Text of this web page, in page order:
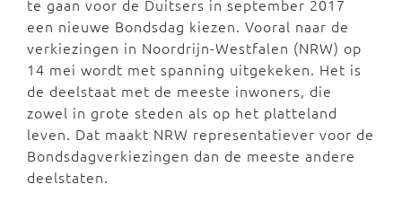
te gaan voor de Duitsers in september 2017
een nieuwe Bondsdag kiezen. Vooral naar de
verkiezingen in Noordrijn-Westfalen (NRW) op
14 mei wordt met spanning uitgekeken. Het is
de deelstaat met de meeste inwoners, die
zowel in grote steden als op het platteland
leven. Dat maakt NRW representatiever voor de
Bondsdagverkiezingen dan de meeste andere
deelstaten.